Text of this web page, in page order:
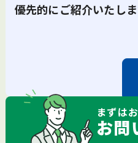
優先的にご紹介いたしま
まずは
お問